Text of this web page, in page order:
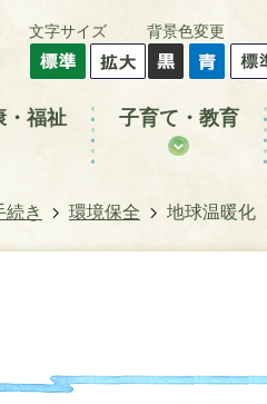
文字サイズ 背景色変更
・福祉 子育て・教育
続き 環境保全 地球温暖化